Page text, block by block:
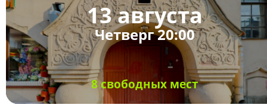
13 августа
Четверг 20:00
8 свободных мест